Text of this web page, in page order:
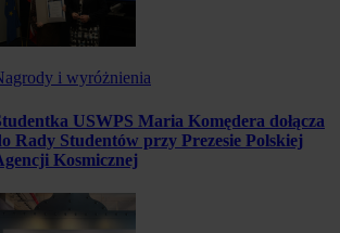
i wyróżnienia
USWPS Maria Komędera dołącza
Rady Studentów przy Prezesie Polskiej
Kosmicznej